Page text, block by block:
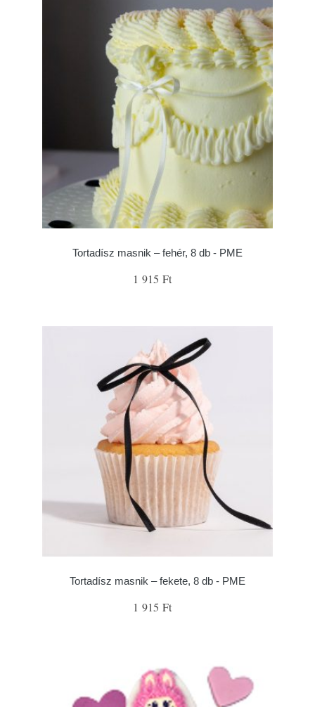
Tortadísz masnik – fehér, 8 db - PME
1 915 Ft
Tortadísz masnik – fekete, 8 db - PME
1 915 Ft